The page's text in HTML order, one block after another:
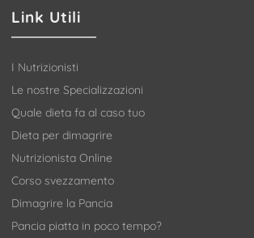
Link Utili
I Nutrizionisti
Le nostre Specializzazioni
Quale dieta fa al caso tuo
Dieta per dimagrire
Nutrizionista Online
Corso svezzamento
Dimagrire la Pancia
Pancia piatta in poco tempo?